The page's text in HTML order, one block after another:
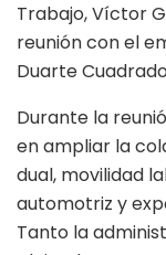
Trabajo, Víctor
reunión con el
Duarte
Durante la
en ampliar la
dual, movilidad
automotriz y
Tanto la